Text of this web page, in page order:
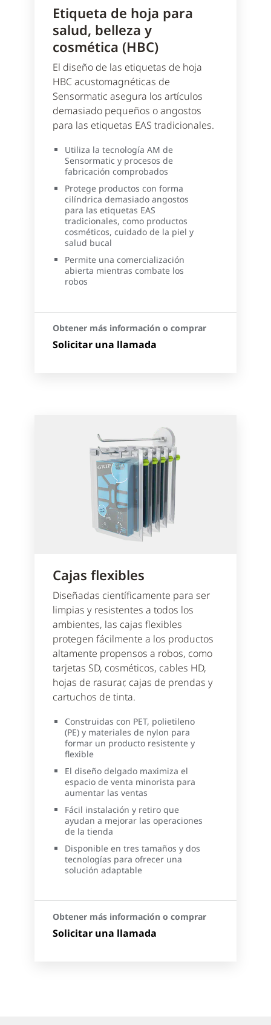
Etiqueta de hoja para
salud, belleza y
cosmética (HBC)
El diseño de las etiquetas de hoja
HBC acustomagnéticas de
Sensormatic asegura los artículos
demasiado pequeños o angostos
para las etiquetas EAS tradicionales.
Utiliza la tecnología AM de
Sensormatic y procesos de
fabricación comprobados
Protege productos con forma
cilíndrica demasiado angostos
para las etiquetas EAS
tradicionales, como productos
cosméticos, cuidado de la piel y
salud bucal
Permite una comercialización
abierta mientras combate los
robos
Obtener más información o comprar
Solicitar una llamada
Cajas flexibles
Diseñadas científicamente para ser
limpias y resistentes a todos los
ambientes, las cajas flexibles
protegen fácilmente a los productos
altamente propensos a robos, como
tarjetas SD, cosméticos, cables HD,
hojas de rasurar, cajas de prendas y
cartuchos de tinta.
Construidas con PET, polietileno
(PE) y materiales de nylon para
formar un producto resistente y
flexible
El diseño delgado maximiza el
espacio de venta minorista para
aumentar las ventas
Fácil instalación y retiro que
ayudan a mejorar las operaciones
de la tienda
Disponible en tres tamaños y dos
tecnologías para ofrecer una
solución adaptable
Obtener más información o comprar
Solicitar una llamada